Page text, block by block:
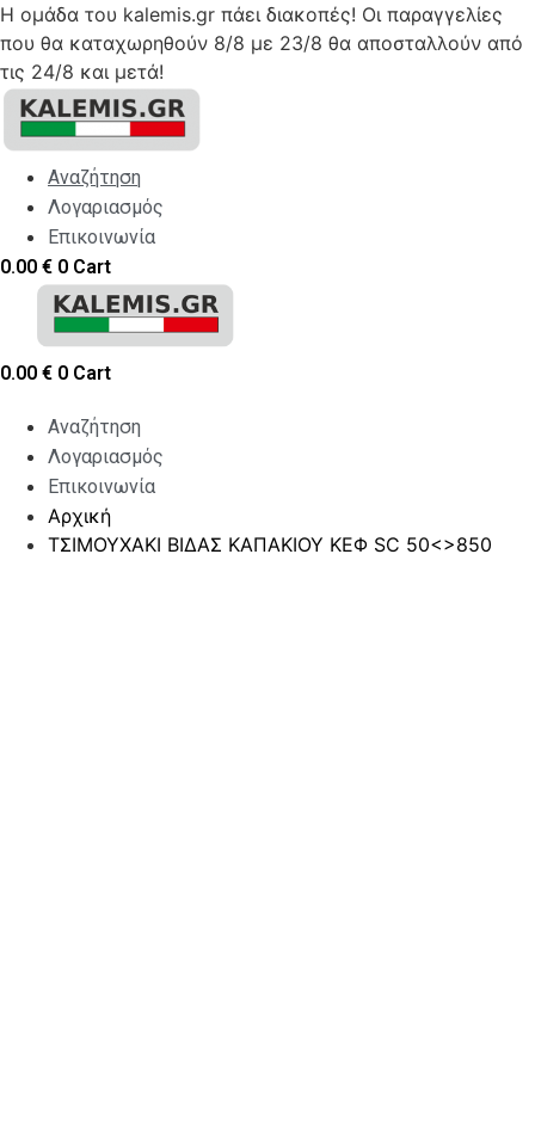
Η ομάδα του kalemis.gr πάει διακοπές! Οι παραγγελίες
που θα καταχωρηθούν 8/8 με 23/8 θα αποσταλλούν από
τις 24/8 και μετά!
Skip
content
Αναζήτηση
Λογαριασμός
Επικοινωνία
0.00 € 0 Cart
0.00 € 0 Cart
Αναζήτηση
Λογαριασμός
Επικοινωνία
Αρχική
ΤΣΙΜΟΥΧΑΚΙ ΒΙΔΑΣ ΚΑΠΑΚΙΟΥ ΚΕΦ SC 50<>850